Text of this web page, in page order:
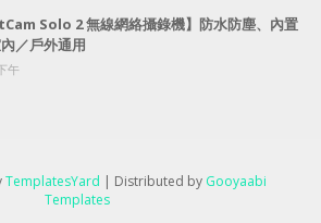
Solo 2 無線網絡攝錄機】防水防塵、內置
／戶外通用
午
TemplatesYard | Distributed by Gooyaabi
Templates